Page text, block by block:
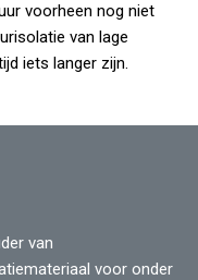
voorheen nog niet
van lage
iets langer zijn.
van
voor onder